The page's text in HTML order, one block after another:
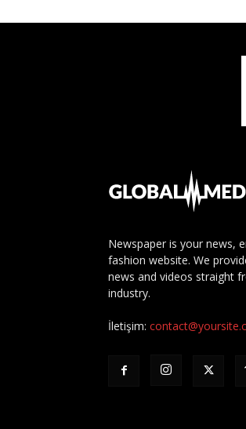
Newspaper is your news,
fashion website. We
news and videos straight
industry.
İletişim: